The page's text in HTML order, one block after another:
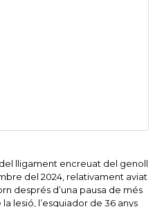
lligament encreuat del genoll
del 2024, relativament aviat
després d’una pausa de més
lesió, l’esquiador de 36 anys